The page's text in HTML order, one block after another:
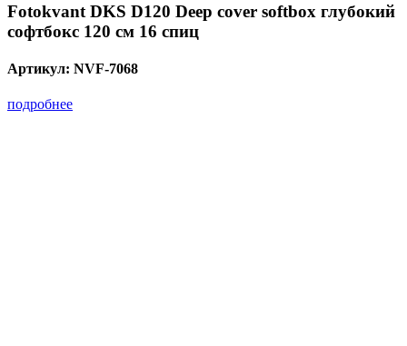
Fotokvant DKS D120 Deep cover softbox глубокий
софтбокс 120 см 16 спиц
Артикул: NVF-7068
подробнее